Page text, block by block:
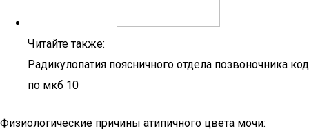
Читайте также:
Радикулопатия поясничного отдела позвоночника код
по мкб 10
Физиологические причины атипичного цвета мочи: